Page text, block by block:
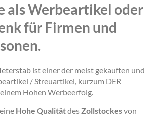
als Werbeartikel oder
für Firmen und
ist einer der meist gekauften und
/ Streuartikel, kurzum DER
Hohen Werbeerfolg.
Hohe Qualitätdes Zollstockesvon